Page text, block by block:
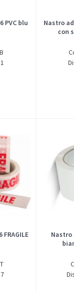
PVC blu
Nastro
con
Nastro